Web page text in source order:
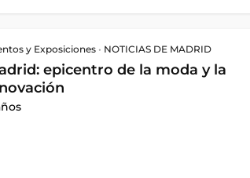
y Exposiciones • NOTICIAS DE MADRID
epicentro de la moda y la